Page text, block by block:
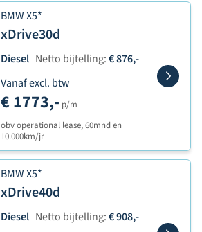
BMW X5*
xDrive30d
Diesel Netto bijtelling:€ 876,-
Vanaf excl. btw
€ 1773,- p/m
obv operational lease, 60mnd en
10.000km/jr
BMW X5*
xDrive40d
Diesel Netto bijtelling:€ 908,-